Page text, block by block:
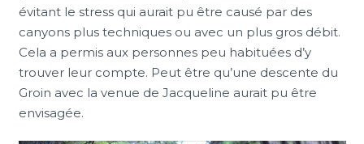
évitant le stress qui aurait pu être causé par des
canyons plus techniques ou avec un plus gros débit.
Cela a permis aux personnes peu habituées d’y
trouver leur compte. Peut être qu’une descente du
Groin avec la venue de Jacqueline aurait pu être
envisagée.